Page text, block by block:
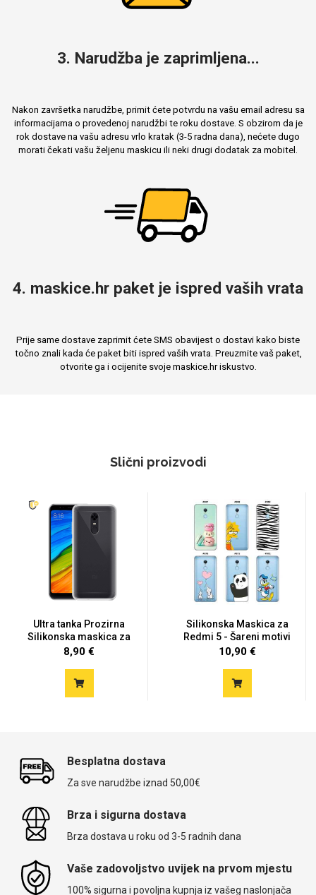
3. Narudžba je zaprimljena...
Nakon završetka narudžbe, primit ćete potvrdu na vašu email adresu sa
informacijama o provedenoj narudžbi te roku dostave. S obzirom da je
rok dostave na vašu adresu vrlo kratak (3-5 radna dana), nećete dugo
morati čekati vašu željenu maskicu ili neki drugi dodatak za mobitel.
4. maskice.hr paket je ispred vaših vrata
Prije same dostave zaprimit ćete SMS obavijest o dostavi kako biste
točno znali kada će paket biti ispred vaših vrata. Preuzmite vaš paket,
otvorite ga i ocijenite svoje maskice.hr iskustvo.
Slični proizvodi
Ultra tanka Prozirna
Silikonska maskica za
Xia...
8,90 €
Silikonska Maskica za
Redmi 5 - Šareni motivi
10,90 €
Besplatna dostava
Za sve narudžbe iznad 50,00€
Brza i sigurna dostava
Brza dostava u roku od 3-5 radnih dana
Vaše zadovoljstvo uvijek na prvom mjestu
100% sigurna i povoljna kupnja iz vašeg naslonjača